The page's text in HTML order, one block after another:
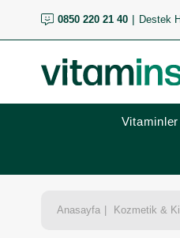
0850 220 21 40 Destek
Vitaminler
Anasayfa Kozmetik &